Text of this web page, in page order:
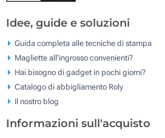
Idee, guide e soluzioni
Guida completa alle tecniche di stampa
Magliette all'ingrosso convenienti?
Hai bisogno di gadget in pochi giorni?
Catalogo di abbigliamento Roly
Il nostro blog
Informazioni sull'acquisto